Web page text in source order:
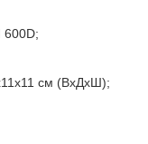
600D;
см (ВхДхШ);